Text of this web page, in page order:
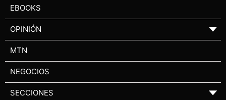
EBOOKS
OPINIÓN ▼
MTN
NEGOCIOS
SECCIONES ▼